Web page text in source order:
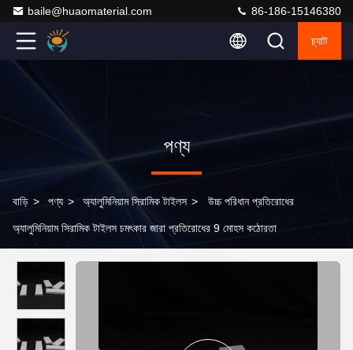
baile@huaomaterial.com 86-186-15146380
চ্যাট
পণ্য
বাড়ি > পণ্য > অ্যালুমিনিয়াম সিরামিক টাইলস > উচ্চ পরিধান প্রতিরোধের
অ্যালুমিনিয়াম সিরামিক টাইলস চমৎকার জারা প্রতিরোধের 9 মোহস কঠোরতা